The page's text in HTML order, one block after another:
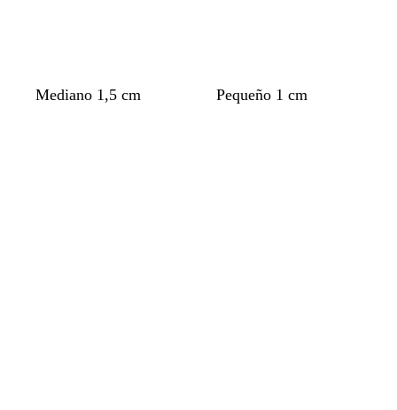
Mediano 1,5 cm
Pequeño 1 cm